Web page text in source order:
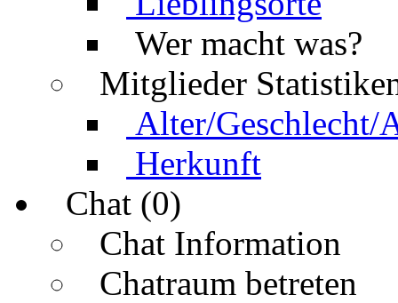
Wer macht was?
Mitglieder
Alter/Geschlecht/
Herkunft
Chat (0)
Chat Information
Chatraum betreten